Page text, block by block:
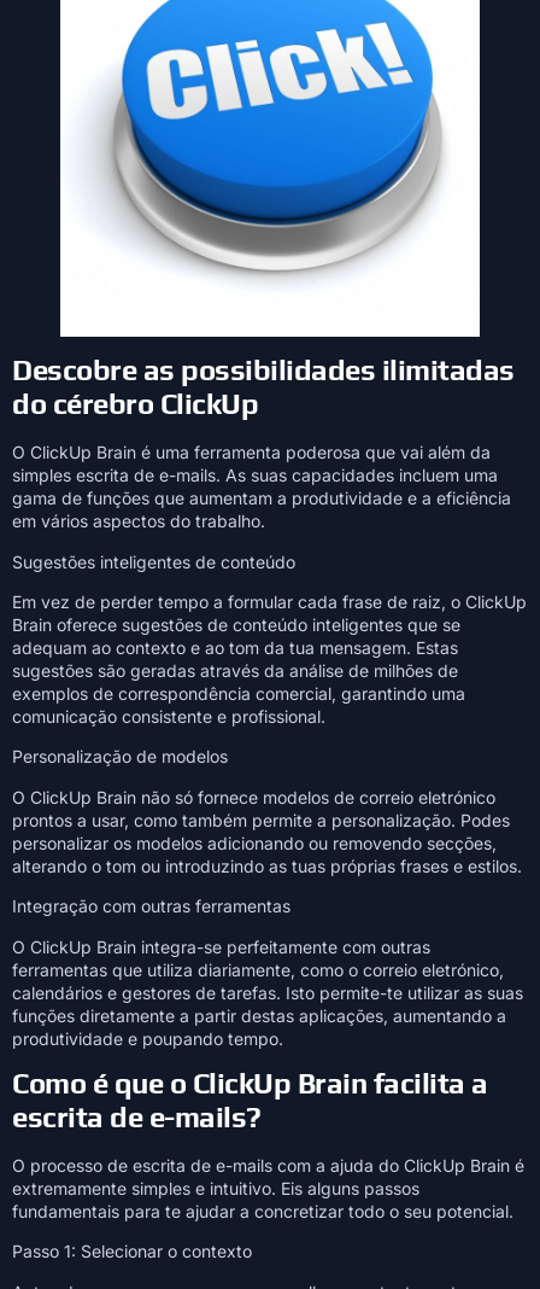
Descobre as possibilidades ilimitadas
do cérebro ClickUp
O ClickUp Brain é uma ferramenta poderosa que vai além da
simples escrita de e-mails. As suas capacidades incluem uma
gama de funções que aumentam a produtividade e a eficiência
em vários aspectos do trabalho.
Sugestões inteligentes de conteúdo
Em vez de perder tempo a formular cada frase de raiz, o ClickUp
Brain oferece sugestões de conteúdo inteligentes que se
adequam ao contexto e ao tom da tua mensagem. Estas
sugestões são geradas através da análise de milhões de
exemplos de correspondência comercial, garantindo uma
comunicação consistente e profissional.
Personalização de modelos
O ClickUp Brain não só fornece modelos de correio eletrónico
prontos a usar, como também permite a personalização. Podes
personalizar os modelos adicionando ou removendo secções,
alterando o tom ou introduzindo as tuas próprias frases e estilos.
Integração com outras ferramentas
O ClickUp Brain integra-se perfeitamente com outras
ferramentas que utiliza diariamente, como o correio eletrónico,
calendários e gestores de tarefas. Isto permite-te utilizar as suas
funções diretamente a partir destas aplicações, aumentando a
produtividade e poupando tempo.
Como é que o ClickUp Brain facilita a
escrita de e-mails?
O processo de escrita de e-mails com a ajuda do ClickUp Brain é
extremamente simples e intuitivo. Eis alguns passos
fundamentais para te ajudar a concretizar todo o seu potencial.
Passo 1: Selecionar o contexto